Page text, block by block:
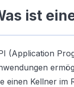
ist
(Application
einen Kellner im